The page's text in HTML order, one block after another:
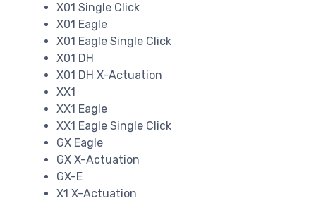
X01 Single Click
X01 Eagle
X01 Eagle Single Click
X01 DH
X01 DH X-Actuation
XX1
XX1 Eagle
XX1 Eagle Single Click
GX Eagle
GX X-Actuation
GX-E
X1 X-Actuation